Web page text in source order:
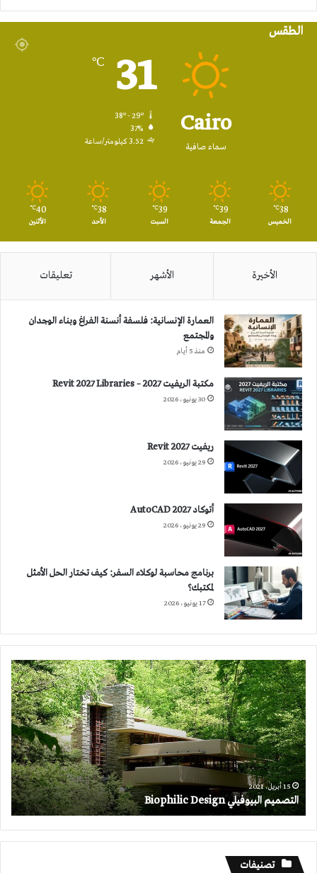
الموقع
الطقس
Cairo
سماء صافية
31
℃
37%
3.52 كيلومتر/ساعة
38
℃
الخميس
39
℃
الجمعة
39
℃
السبت
38
℃
الأحد
40
℃
الأثنين
الأخيرة الأشهر تعليقات
العمارة الإنسانية: فلسفة أنسنة الفراغ وبناء الوجدان
والمجتمع
منذ 5 أيام
مكتبة الريفيت 2027 – Revit 2027 Libraries
30 يونيو، 2026
ريفيت 2027 Revit
29 يونيو، 2026
أتوكاد 2027 AutoCAD
29 يونيو، 2026
برنامج محاسبة لوكلاء السفر: كيف تختار الحل الأمثل
لمكتبك؟
17 يونيو، 2026
التصميم
البيوفيلي
Biophilic
Design
15 أبريل، 2021
التصميم البيوفيلي Biophilic Design
تصنيفات